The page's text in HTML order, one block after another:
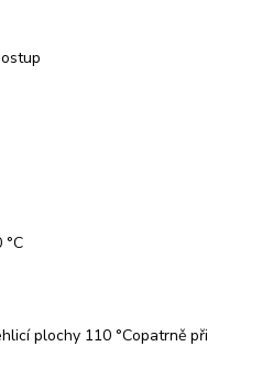
plochy 110 °Copatrně při